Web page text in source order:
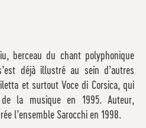
berceau du chant polyphonique
déjà illustré au sein d’autres
et surtout Voce di Corsica, qui
la musique en 1995. Auteur,
l’ensemble Sarocchi en 1998.